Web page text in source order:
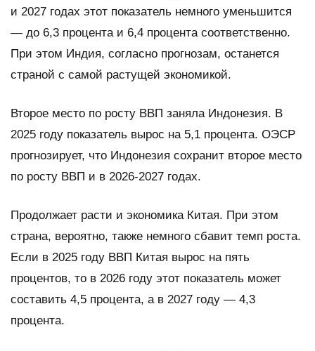
и 2027 годах этот показатель немного уменьшится
— до 6,3 процента и 6,4 процента соответственно.
При этом Индия, согласно прогнозам, останется
страной с самой растущей экономикой.
Второе место по росту ВВП заняла Индонезия. В
2025 году показатель вырос на 5,1 процента. ОЭСР
прогнозирует, что Индонезия сохранит второе место
по росту ВВП и в 2026-2027 годах.
Продолжает расти и экономика Китая. При этом
страна, вероятно, также немного сбавит темп роста.
Если в 2025 году ВВП Китая вырос на пять
процентов, то в 2026 году этот показатель может
составить 4,5 процента, а в 2027 году — 4,3
процента.